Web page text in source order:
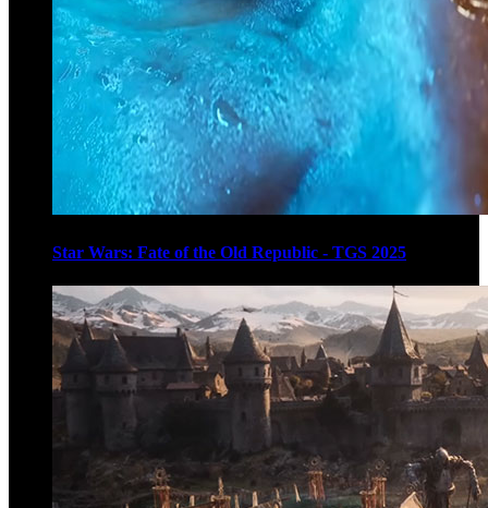
Star Wars: Fate of the Old Republic - TGS 2025